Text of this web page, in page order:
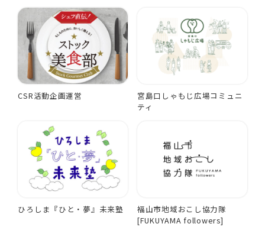
CSR活動企画運営
宮島口しゃもじ広場コミュニ
ティ
ひろしま『ひと・夢』未来塾
福山市地域おこし協力隊
[FUKUYAMA followers]